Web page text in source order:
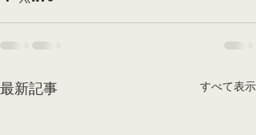
最新記事 すべて表示